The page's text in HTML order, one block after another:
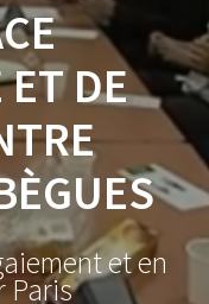
ET DE
et en
Paris